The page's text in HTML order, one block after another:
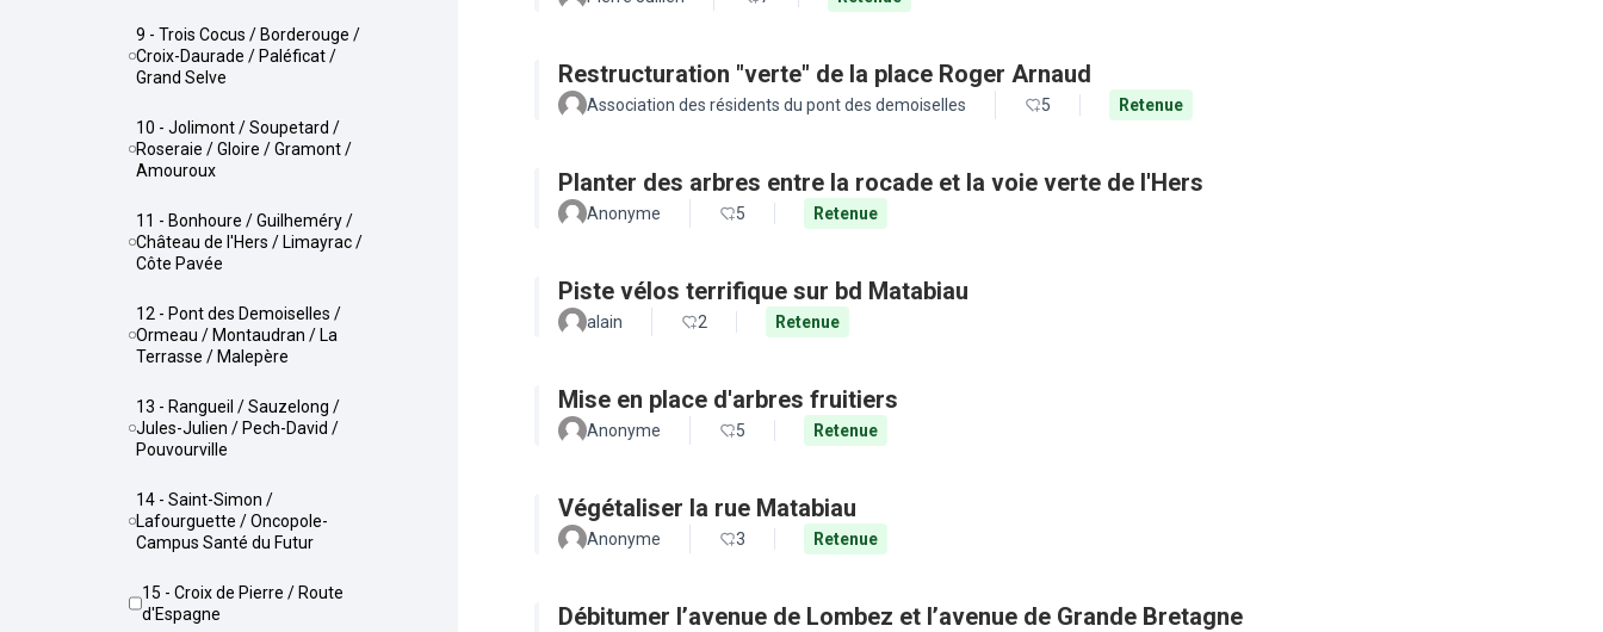
9 - Trois Cocus / Borderouge /
Croix-Daurade / Paléficat /
Grand Selve
10 - Jolimont / Soupetard /
Roseraie / Gloire / Gramont /
Amouroux
11 - Bonhoure / Guilheméry /
Château de l'Hers / Limayrac /
Côte Pavée
12 - Pont des Demoiselles /
Ormeau / Montaudran / La
Terrasse / Malepère
13 - Rangueil / Sauzelong /
Jules-Julien / Pech-David /
Pouvourville
14 - Saint-Simon /
Lafourguette / Oncopole-
Campus Santé du Futur
15 - Croix de Pierre / Route
d'Espagne
Restructuration "verte" de la place Roger Arnaud
Association des résidents du pont des demoiselles 5 Retenue
Planter des arbres entre la rocade et la voie verte de l'Hers
Anonyme 5 Retenue
Piste vélos terrifique sur bd Matabiau
alain 2 Retenue
Mise en place d'arbres fruitiers
Anonyme 5 Retenue
Végétaliser la rue Matabiau
Anonyme 3 Retenue
Débitumer l’avenue de Lombez et l’avenue de Grande Bretagne